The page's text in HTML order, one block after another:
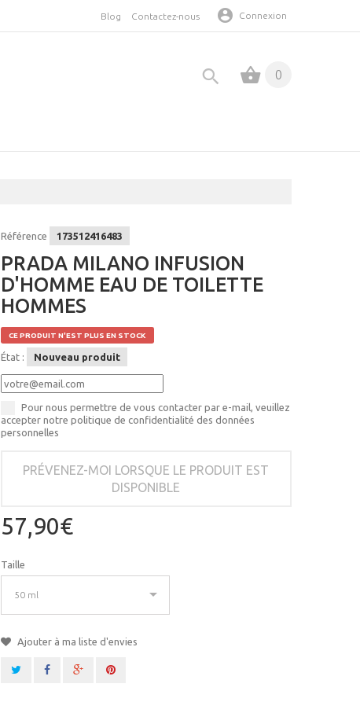
Connexion
Blog Contactez-nous
0
Référence 173512416483
PRADA MILANO INFUSION
D'HOMME EAU DE TOILETTE
HOMMES
CE PRODUIT N'EST PLUS EN STOCK
État : Nouveau produit
Pour nous permettre de vous contacter par e-mail, veuillez
accepter notre politique de confidentialité des données
personnelles
PRÉVENEZ-MOI LORSQUE LE PRODUIT EST
DISPONIBLE
57,90€
Taille
50 ml
Ajouter à ma liste d'envies